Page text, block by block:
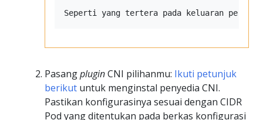
PasangpluginCNI pilihanmu: Ikuti petunjuk
berikut untuk menginstal penyedia CNI.
Pastikan konfigurasinya sesuai dengan CIDR
Pod yang ditentukan pada berkas konfigurasi